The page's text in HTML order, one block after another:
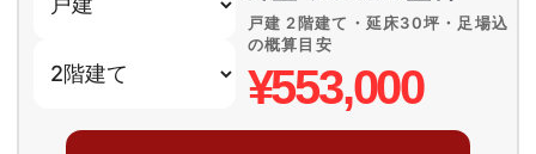
戸建 2階建て・延床30坪・足場込
の概算目安
¥553,000